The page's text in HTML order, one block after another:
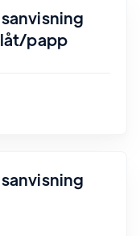
papp